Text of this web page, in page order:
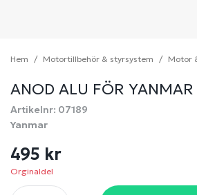
Hem Motortillbehör & styrsystem Motor
ANOD ALU FÖR YANMAR
Artikelnr: 07189
Yanmar
495 kr
Orginaldel